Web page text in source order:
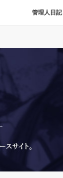
管理人日記